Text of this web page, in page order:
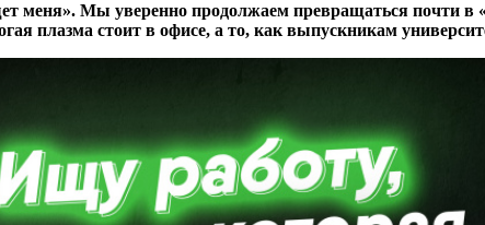
меня». Мы уверенно продолжаем превращаться почти в
плазма стоит в офисе, а то, как выпускникам